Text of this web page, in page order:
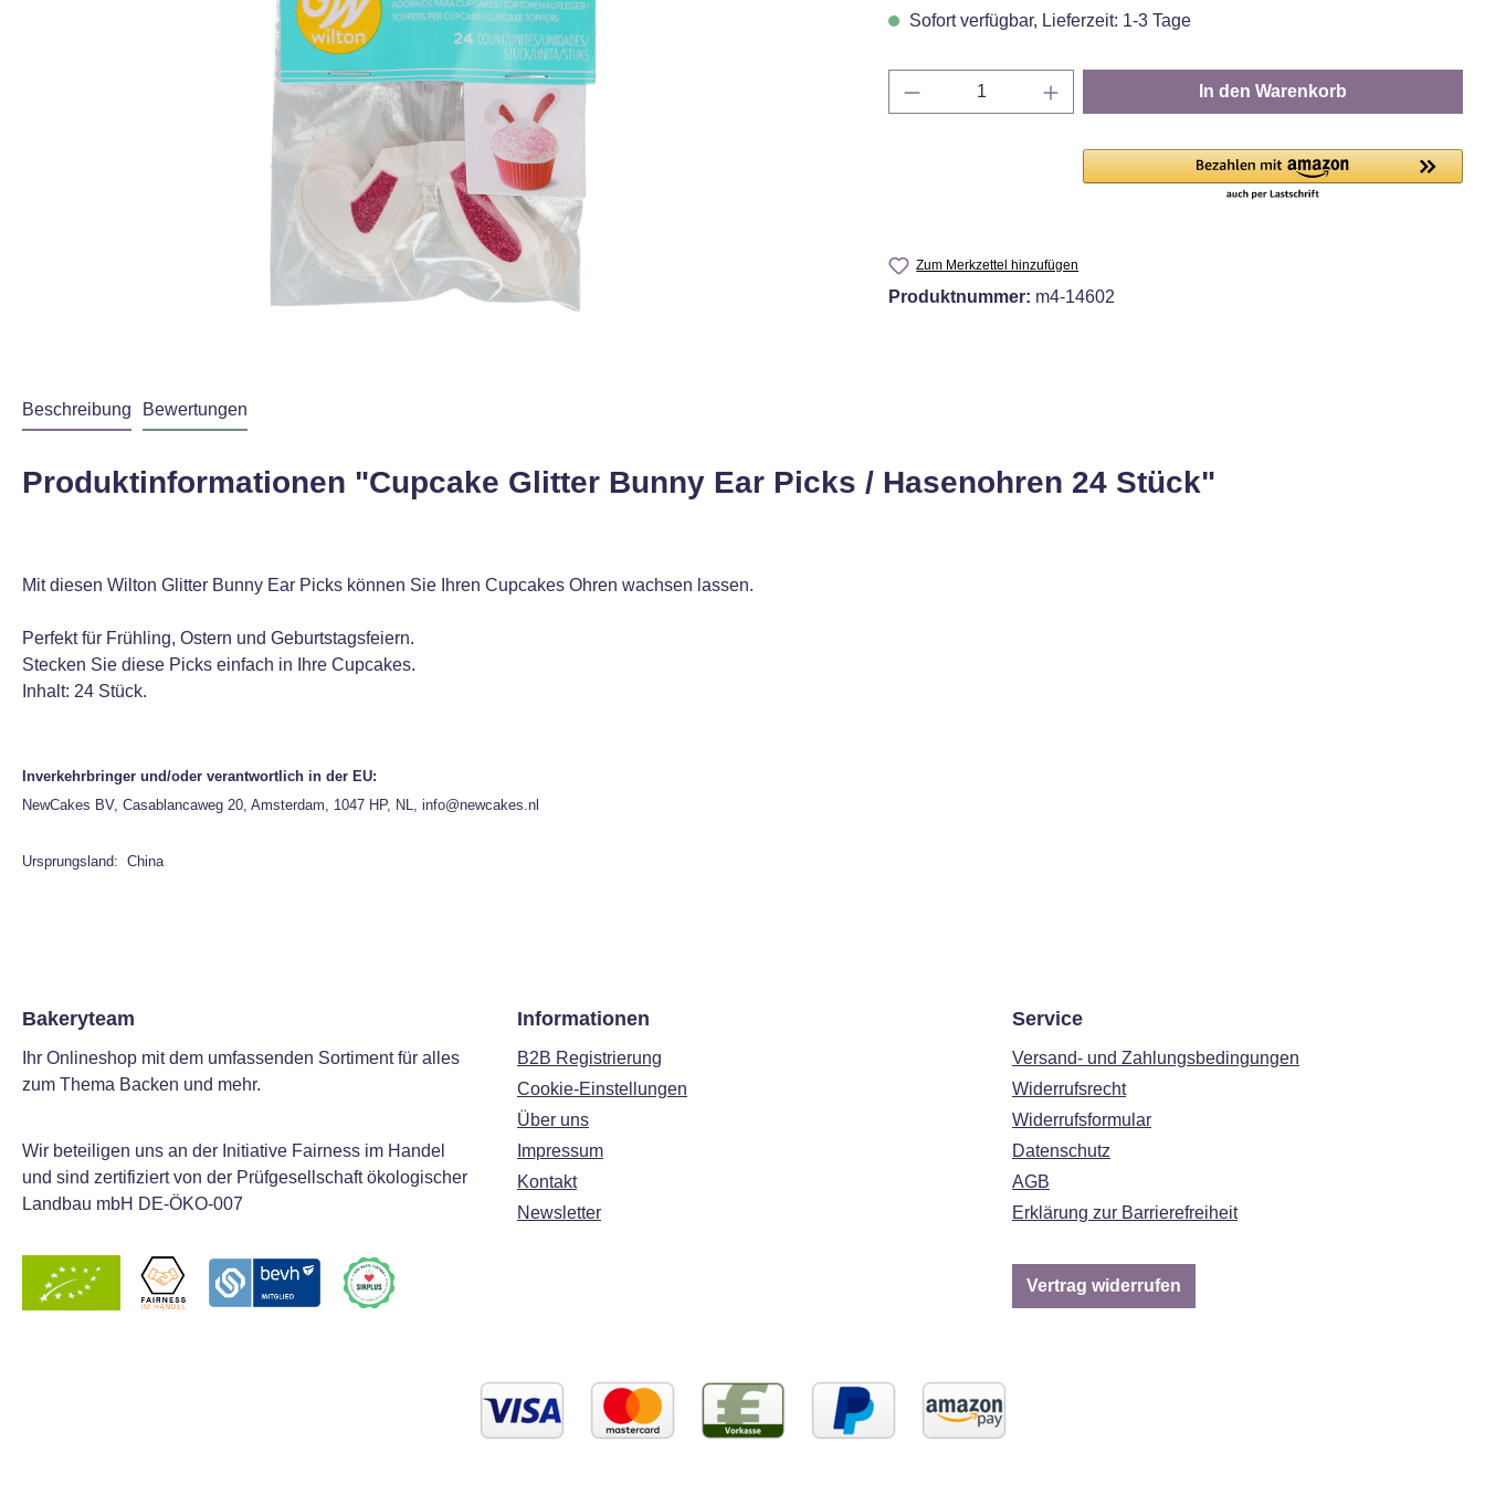
Sofort verfügbar, Lieferzeit: 1-3 Tage
Produkt Anzahl: Gib den gewünschten Wert ein
In den Warenkorb
Zum Merkzettel hinzufügen
Produktnummer: m4-14602
Beschreibung Bewertungen
Produktinformationen "Cupcake Glitter Bunny Ear Picks / Hasenohren 24 Stück"
Mit diesen Wilton Glitter Bunny Ear Picks können Sie Ihren Cupcakes Ohren wachsen lassen.
Perfekt für Frühling, Ostern und Geburtstagsfeiern.
Stecken Sie diese Picks einfach in Ihre Cupcakes.
Inhalt: 24 Stück.
Inverkehrbringer und/oder verantwortlich in der EU:
NewCakes BV, Casablancaweg 20, Amsterdam, 1047 HP, NL, info@newcakes.nl
Ursprungsland: China
Bakeryteam
Ihr Onlineshop mit dem umfassenden Sortiment für alles
zum Thema Backen und mehr.
Wir beteiligen uns an der Initiative Fairness im Handel
und sind zertifiziert von der Prüfgesellschaft ökologischer
Landbau mbH DE-ÖKO-007
Informationen
B2B Registrierung
Cookie-Einstellungen
Über uns
Impressum
Kontakt
Newsletter
Service
Versand- und Zahlungsbedingungen
Widerrufsrecht
Widerrufsformular
Datenschutz
AGB
Erklärung zur Barrierefreiheit
Vertrag widerrufen